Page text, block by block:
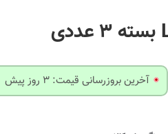
آخرین بروزرسانی قیمت: 3 روز پیش